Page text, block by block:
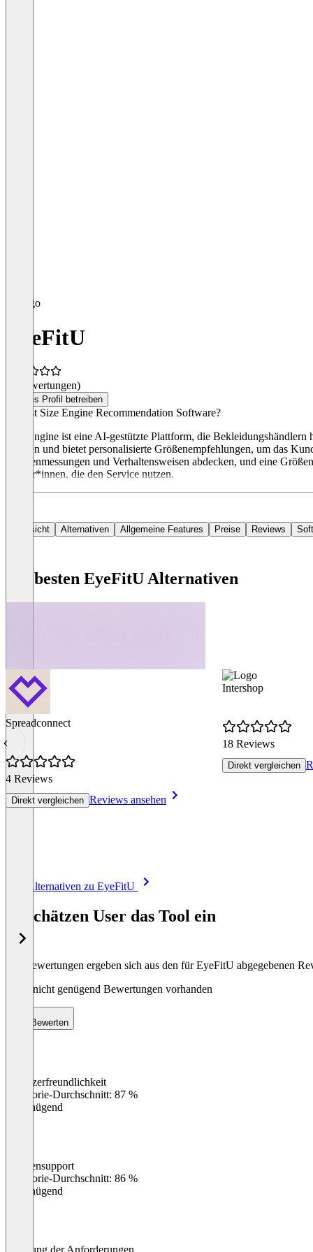
EyeFitU
(0 Bewertungen)
Dieses Profil betreiben
Was ist Size Engine Recommendation Software?
Size Engine ist eine AI-gestützte Plattform, die
Marken und bietet personalisierte Größenempfehlungen, um das
Kundenmessungen und Verhaltensweisen abdecken, und eine
Nutzer*innen, die den Service nutzen.
Übersicht Alternativen Allgemeine Features Preise Reviews
Die besten EyeFitU Alternativen
Spreadconnect
4 Reviews
Direkt vergleichen Reviews ansehen
Intershop
18 Reviews
Direkt vergleichen
Alle Alternativen zu EyeFitU
So schätzen User das Tool ein
Die Bewertungen ergeben sich aus den für EyeFitU abgegebenen
Noch nicht genügend Bewertungen vorhanden
Bewerten
Benutzerfreundlichkeit
Kategorie-Durchschnitt: 87 %
Ungenügend
Kundensupport
Kategorie-Durchschnitt: 86 %
Ungenügend
Erfüllung der Anforderungen